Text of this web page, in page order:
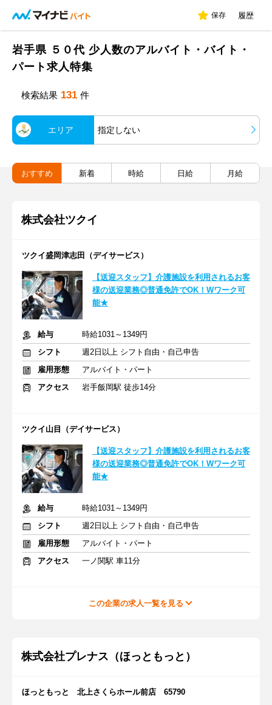
保存 履歴
岩手県 ５０代 少人数のアルバイト・バイト・
パート求人特集
検索結果 131 件
エリア 指定しない
おすすめ 新着 時給 日給 月給
株式会社ツクイ
ツクイ盛岡津志田（デイサービス）
【送迎スタッフ】介護施設を利用されるお客
様の送迎業務◎普通免許でOK！Wワーク可
能★
給与
時給1031～1349円
シフト
週2日以上 シフト自由・自己申告
雇用形態
アルバイト・パート
アクセス
岩手飯岡駅 徒歩14分
ツクイ山目（デイサービス）
【送迎スタッフ】介護施設を利用されるお客
様の送迎業務◎普通免許でOK！Wワーク可
能★
給与
時給1031～1349円
シフト
週2日以上 シフト自由・自己申告
雇用形態
アルバイト・パート
アクセス
一ノ関駅 車11分
この企業の求人一覧を見る
株式会社プレナス（ほっともっと）
ほっともっと 北上さくらホール前店 65790